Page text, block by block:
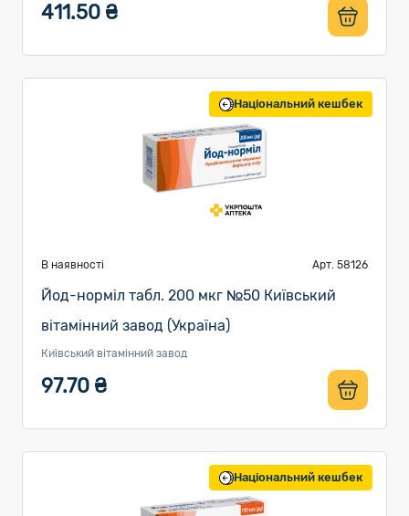
411.50 ₴
Національний кешбек
В наявності Арт. 58126
Йод-норміл табл. 200 мкг №50 Київський
вітамінний завод (Україна)
Київський вітамінний завод
97.70 ₴
Національний кешбек